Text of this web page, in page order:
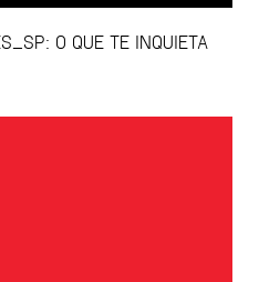
O QUE TE INQUIETA